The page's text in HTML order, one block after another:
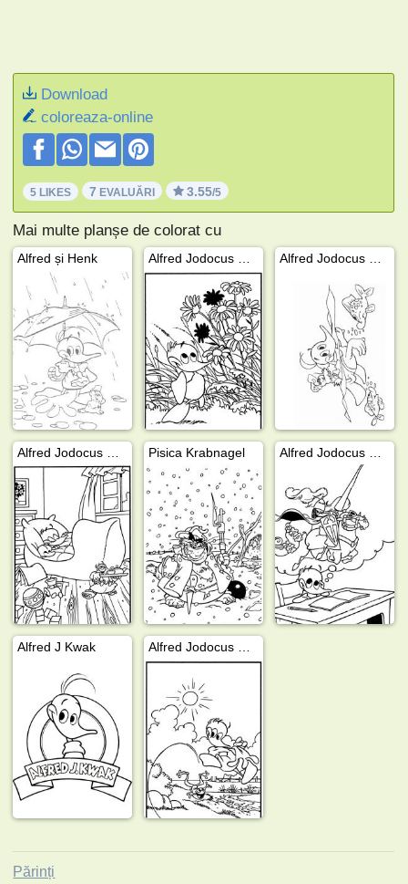
Download
coloreaza-online
5 LIKES 7 EVALUĂRI 3.55/5
Mai multe planșe de colorat cu
Alfred și Henk
Pisica Krabnagel
Alfred J Kwak
Părinți